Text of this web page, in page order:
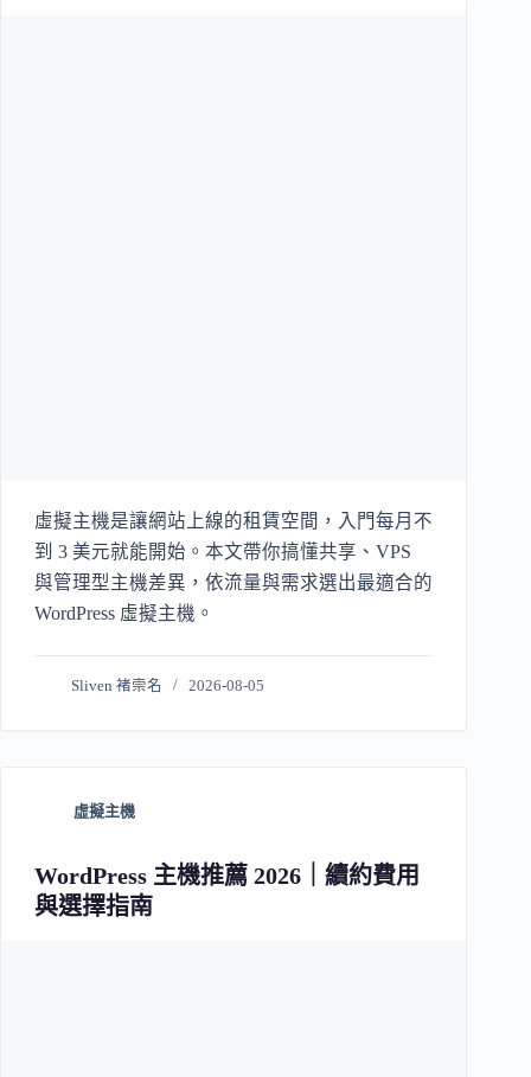
虛擬主機是讓網站上線的租賃空間，入門每月不
到 3 美元就能開始。本文帶你搞懂共享、VPS
與管理型主機差異，依流量與需求選出最適合的
WordPress 虛擬主機。
Sliven 褚崇名 2026-08-05
虛擬主機
WordPress 主機推薦 2026｜續約費用
與選擇指南